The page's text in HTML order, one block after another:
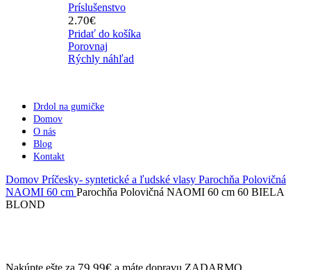
Príslušenstvo
2.70€
Pridať do košíka
Porovnaj
Rýchly náhľad
Drdol na gumičke
Domov
O nás
Blog
Kontakt
Domov Príčesky- syntetické a ľudské vlasy Parochňa Polovičná
NAOMI 60 cm Parochňa Polovičná NAOMI 60 cm 60 BIELA
BLOND
Nakúpte ešte za a máte dopravu ZADARMO.